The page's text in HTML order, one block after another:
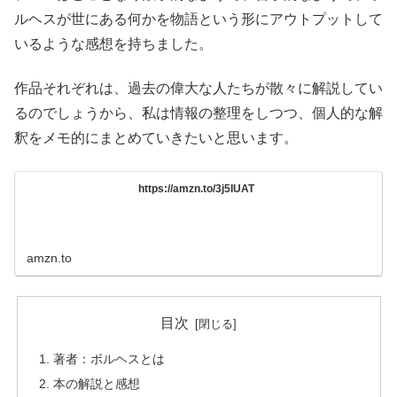
ルヘスが世にある何かを物語という形にアウトプットして
いるような感想を持ちました。
作品それぞれは、過去の偉大な人たちが散々に解説してい
るのでしょうから、私は情報の整理をしつつ、個人的な解
釈をメモ的にまとめていきたいと思います。
https://amzn.to/3j5IUAT
amzn.to
目次
著者：ボルヘスとは
本の解説と感想